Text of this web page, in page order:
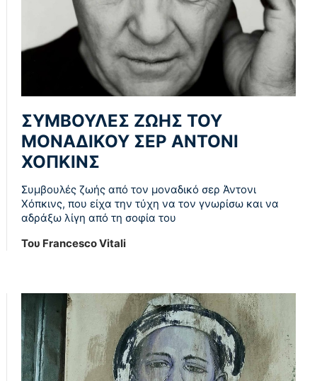
ΣΥΜΒΟΥΛΕΣ ΖΩΗΣ ΤΟΥ
ΜΟΝΑΔΙΚΟΥ ΣΕΡ ΑΝΤΟΝΙ
ΧΟΠΚΙΝΣ
Συμβουλές ζωής από τον μοναδικό σερ Άντονι
Χόπκινς, που είχα την τύχη να τον γνωρίσω και να
αδράξω λίγη από τη σοφία του
Του Francesco Vitali